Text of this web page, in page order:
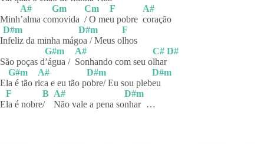
Minh
A#
’alma co
Gm
movida
Cm
/ O me
F
u pobre
A#
coração
I
D#m
nfeliz da minha mág
D#m
oa / Meus o
F
lhos
São poças d
G#m
’água /
A#
Sonhando com seu o
C#
lhar
D#
El
G#m
a é tão r
A#
ica e eu tão p
D#m
obre/ Eu sou pleb
D#m
eu
E
F
la é nobre
B
/
A#
Não vale a pena so
D#m
nhar …